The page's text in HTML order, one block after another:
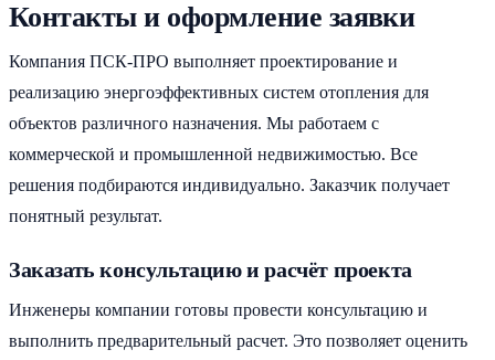
Контакты и оформление заявки
Компания ПСК-ПРО выполняет проектирование и
реализацию энергоэффективных систем отопления для
объектов различного назначения. Мы работаем с
коммерческой и промышленной недвижимостью. Все
решения подбираются индивидуально. Заказчик получает
понятный результат.
Заказать консультацию и расчёт проекта
Инженеры компании готовы провести консультацию и
выполнить предварительный расчет. Это позволяет оценить